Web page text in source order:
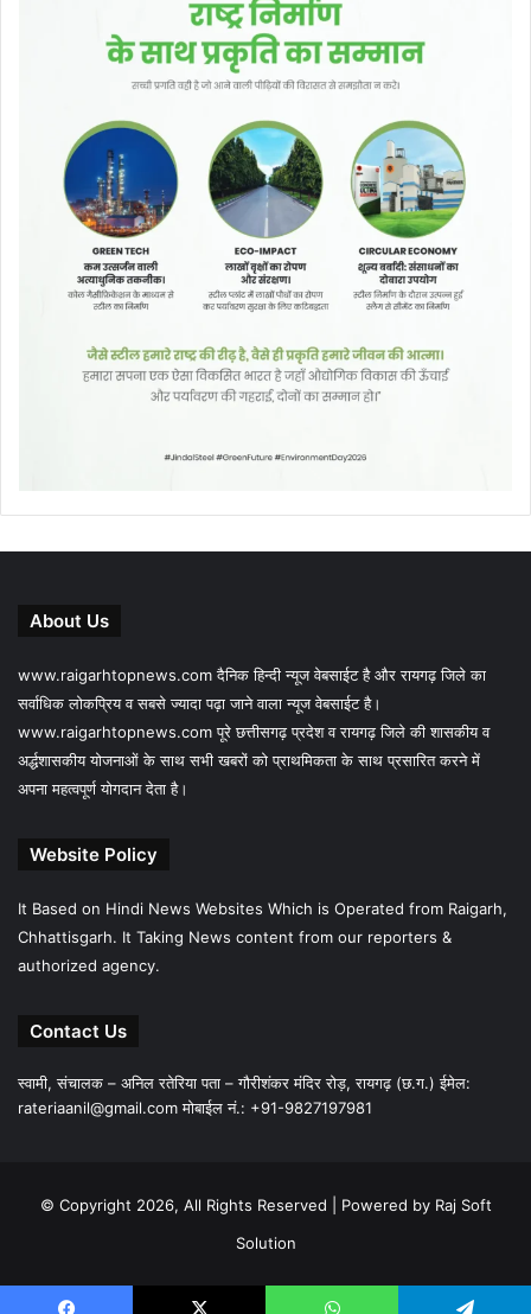
About Us
www.raigarhtopnews.com दैनिक हिन्दी न्यूज वेबसाईट है और रायगढ़ जिले का
सर्वाधिक लोकप्रिय व सबसे ज्यादा पढ़ा जाने वाला न्यूज वेबसाईट है।
www.raigarhtopnews.com पूरे छत्तीसगढ़ प्रदेश व रायगढ़ जिले की शासकीय व
अर्द्धशासकीय योजनाओं के साथ सभी खबरों को प्राथमिकता के साथ प्रसारित करने में
अपना महत्वपूर्ण योगदान देता है।
Website Policy
It Based on Hindi News Websites Which is Operated from Raigarh,
Chhattisgarh. It Taking News content from our reporters &
authorized agency.
Contact Us
स्वामी, संचालक – अनिल रतेरिया पता – गौरीशंकर मंदिर रोड़, रायगढ़ (छ.ग.) ईमेल:
rateriaanil@gmail.comमोबाईल नं.: +91-9827197981
© Copyright 2026, All Rights Reserved | Powered by Raj Soft
Solution